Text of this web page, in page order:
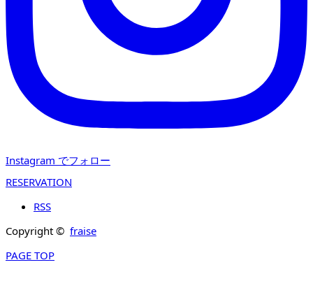
Instagram でフォロー
RESERVATION
RSS
Copyright © fraise
PAGE TOP